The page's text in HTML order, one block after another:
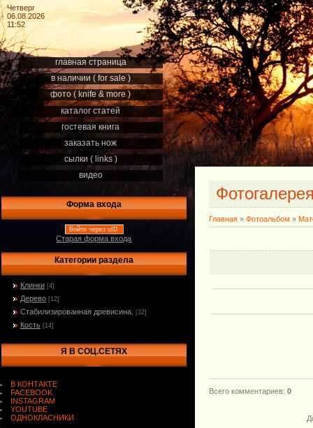
Четверг
06.08.2026
11:52
главная страница
в наличии ( for sale )
фото ( knife & more )
каталог статей
гостевая книга
заказать нож
сылки ( links )
видео
Форма входа
Войти через uID
Старая форма входа
Категории раздела
Клинки [4]
Дерево [12]
Стабилизированная древисина. [32]
Кость [14]
Я В СОЦ.СЕТЯХ
В КОНТАКТЕ
FACEBOOK
INSTAGRAM
YOUTUBE
ОДНОКЛАСНИКИ
Главная » Фотоальбом »
Всего комментариев: 0